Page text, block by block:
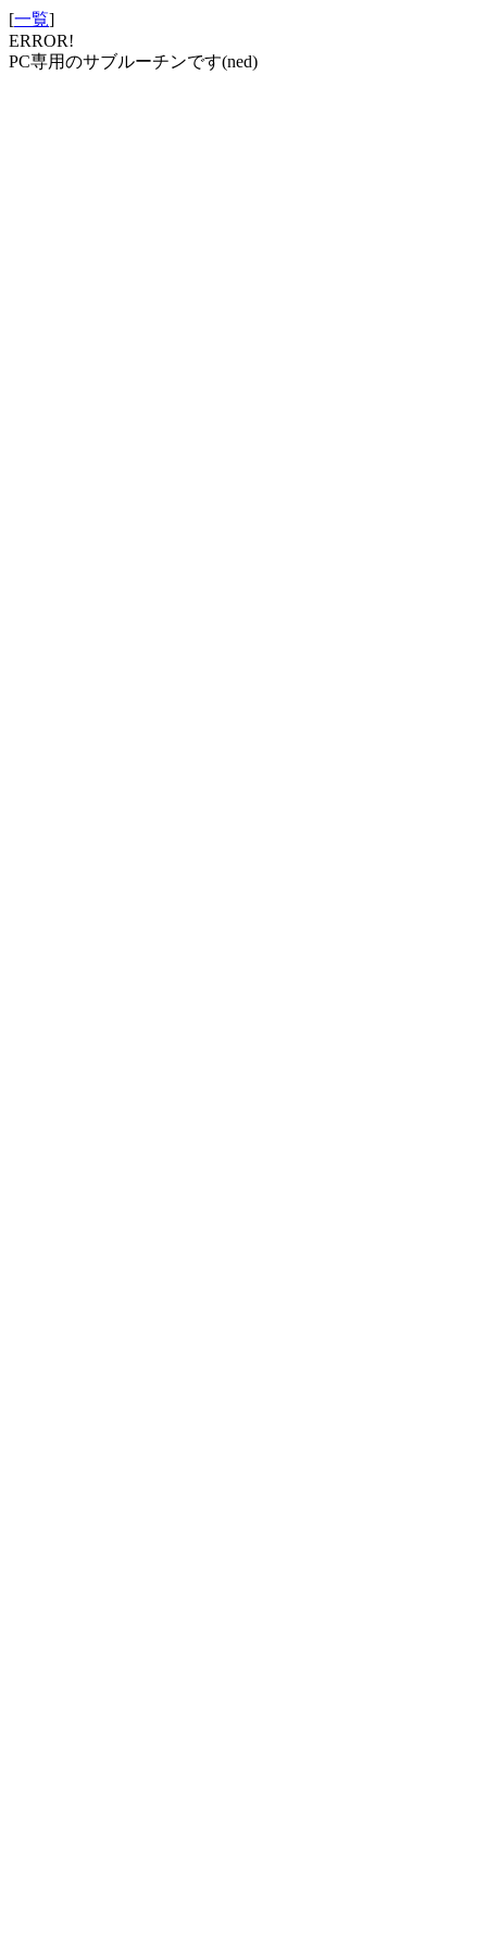
[一覧]
ERROR!
PC専用のサブルーチンです(ned)